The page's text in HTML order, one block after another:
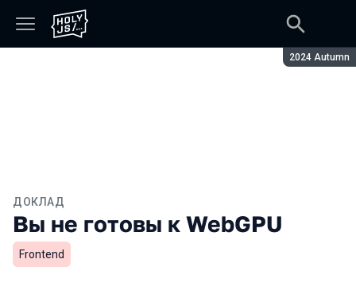
Сезон:
2024 Autumn
ДОКЛАД
Вы не готовы к WebGPU
Frontend